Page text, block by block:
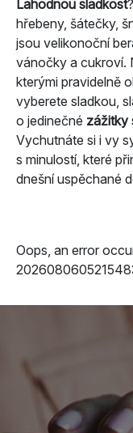
Lahodnou sladkost
hřebeny, šátečky,
jsou velikonoční
vánočky a cukroví.
kterými pravidelně
vyberete sladkou,
o jedinečné zážitky
Vychutnáte si i vy
s minulostí, které
dnešní uspěchané
Oops, an error